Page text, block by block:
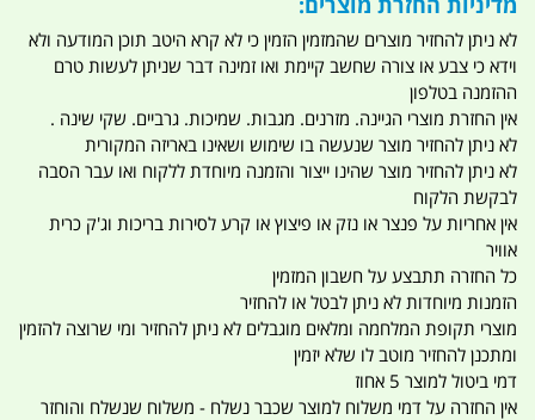
לא ניתן להחזיר מוצרים שהמזמין הזמין כי לא קרא היטב תוכן המודעה ולא
וידא כי צבע או צורה שחשב קיימת ואו זמינה דבר שניתן לעשות טרם
ההזמנה בטלפון
אין החזרת מוצרי הגיינה. מזרנים. מגבות. שמיכות. גרביים. שקי שינה .
לא ניתן להחזיר מוצר שנעשה בו שימוש ושאינו באריזה המקורית
לא ניתן להחזיר מוצר שהינו ייצור והזמנה מיוחדת ללקוח ואו עבר הסבה
לבקשת הלקוח
אין אחריות על פנצר או נזק או פיצוץ או קרע לסירות בריכות וג'ק כרית
אוויר
כל החזרה תתבצע על חשבון המזמין
הזמנות מיוחדות לא ניתן לבטל או להחזיר
מוצרי תקופת המלחמה ומלאים מוגבלים לא ניתן להחזיר ומי שרוצה להזמין
ומתכנן להחזיר מוטב לו שלא יזמין
דמי ביטול למוצר 5 אחוז
אין החזרה על דמי משלוח למוצר שכבר נשלח - משלוח שנשלח והוחזר